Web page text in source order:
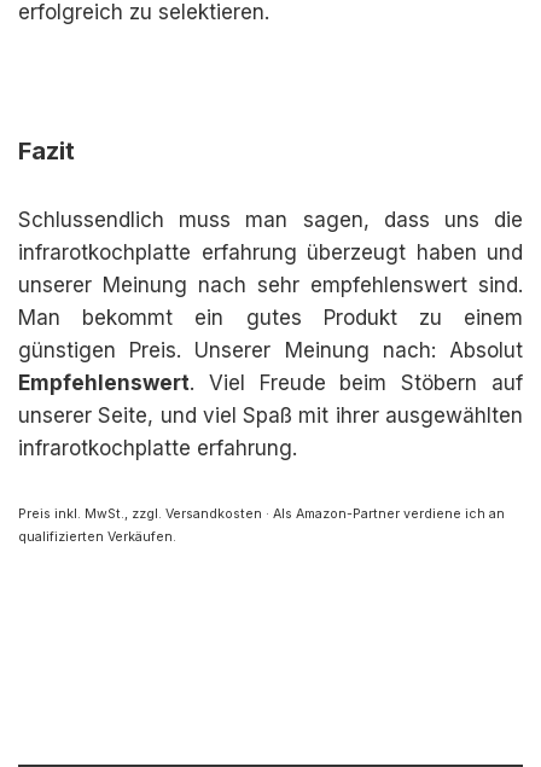
erfolgreich zu selektieren.
Fazit
Schlussendlich muss man sagen, dass uns die
infrarotkochplatte erfahrung überzeugt haben und
unserer Meinung nach sehr empfehlenswert sind.
Man bekommt ein gutes Produkt zu einem
günstigen Preis. Unserer Meinung nach: Absolut
Empfehlenswert. Viel Freude beim Stöbern auf
unserer Seite, und viel Spaß mit ihrer ausgewählten
infrarotkochplatte erfahrung.
Preis inkl. MwSt., zzgl. Versandkosten · Als Amazon-Partner verdiene ich an
qualifizierten Verkäufen.